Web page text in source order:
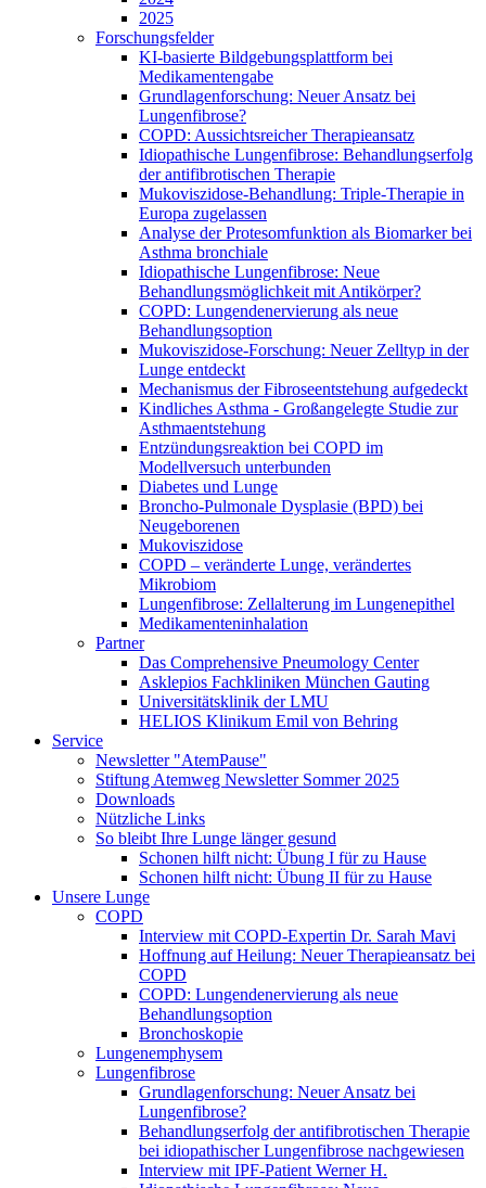
2025
Forschungsfelder
KI-basierte Bildgebungsplattform bei
Medikamentengabe
Grundlagenforschung: Neuer Ansatz bei
Lungenfibrose?
COPD: Aussichtsreicher Therapieansatz
Idiopathische Lungenfibrose: Behandlungserfolg
der antifibrotischen Therapie
Mukoviszidose-Behandlung: Triple-Therapie in
Europa zugelassen
Analyse der Protesomfunktion als Biomarker bei
Asthma bronchiale
Idiopathische Lungenfibrose: Neue
Behandlungsmöglichkeit mit Antikörper?
COPD: Lungendenervierung als neue
Behandlungsoption
Mukoviszidose-Forschung: Neuer Zelltyp in der
Lunge entdeckt
Mechanismus der Fibroseentstehung aufgedeckt
Kindliches Asthma - Großangelegte Studie zur
Asthmaentstehung
Entzündungsreaktion bei COPD im
Modellversuch unterbunden
Diabetes und Lunge
Broncho-Pulmonale Dysplasie (BPD) bei
Neugeborenen
Mukoviszidose
COPD – veränderte Lunge, verändertes
Mikrobiom
Lungenfibrose: Zellalterung im Lungenepithel
Medikamenteninhalation
Partner
Das Comprehensive Pneumology Center
Asklepios Fachkliniken München Gauting
Universitätsklinik der LMU
HELIOS Klinikum Emil von Behring
Service
Newsletter "AtemPause"
Stiftung Atemweg Newsletter Sommer 2025
Downloads
Nützliche Links
So bleibt Ihre Lunge länger gesund
Schonen hilft nicht: Übung I für zu Hause
Schonen hilft nicht: Übung II für zu Hause
Unsere Lunge
COPD
Interview mit COPD-Expertin Dr. Sarah Mavi
Hoffnung auf Heilung: Neuer Therapieansatz bei
COPD
COPD: Lungendenervierung als neue
Behandlungsoption
Bronchoskopie
Lungenemphysem
Lungenfibrose
Grundlagenforschung: Neuer Ansatz bei
Lungenfibrose?
Behandlungserfolg der antifibrotischen Therapie
bei idiopathischer Lungenfibrose nachgewiesen
Interview mit IPF-Patient Werner H.